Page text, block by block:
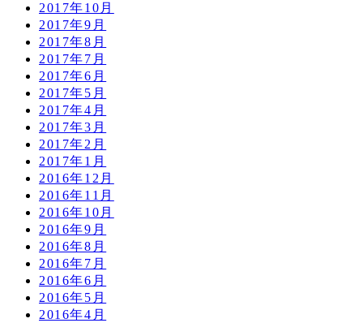
2017年10月
2017年9月
2017年8月
2017年7月
2017年6月
2017年5月
2017年4月
2017年3月
2017年2月
2017年1月
2016年12月
2016年11月
2016年10月
2016年9月
2016年8月
2016年7月
2016年6月
2016年5月
2016年4月